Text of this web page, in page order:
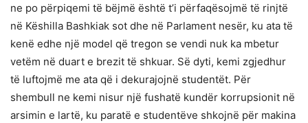
ne po përpiqemi të bëjmë është t’i përfaqësojmë të rinjtë
në Këshilla Bashkiak sot dhe në Parlament nesër, ku ata të
kenë edhe një model që tregon se vendi nuk ka mbetur
vetëm në duart e brezit të shkuar. Së dyti, kemi zgjedhur
të luftojmë me ata që i dekurajojnë studentët. Për
shembull ne kemi nisur një fushatë kundër korrupsionit në
arsimin e lartë, ku paratë e studentëve shkojnë për makina